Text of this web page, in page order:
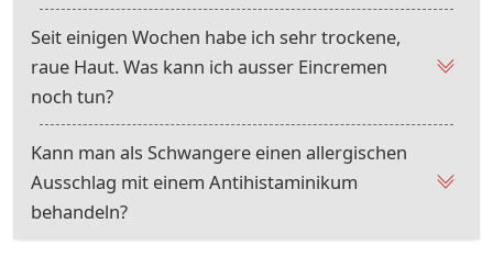
Seit einigen Wochen habe ich sehr trockene,
raue Haut. Was kann ich ausser Eincremen
noch tun?
Kann man als Schwangere einen allergischen
Ausschlag mit einem Antihistaminikum
behandeln?